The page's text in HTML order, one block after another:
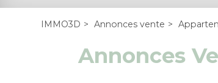
IMMO3D > Annonces vente >
Annonces